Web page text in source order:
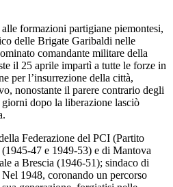
formazioni partigiane piemontesi,
delle Brigate Garibaldi nelle
comandante militare della
il 25 aprile impartì a tutte le forze in
per l’insurrezione della città,
nonostante il parere contrario degli
dopo la liberazione lasciò
Federazione del PCI (Partito
47 e 1949-53) e di Mantova
a Brescia (1946-51); sindaco di
1948, coronando un percorso